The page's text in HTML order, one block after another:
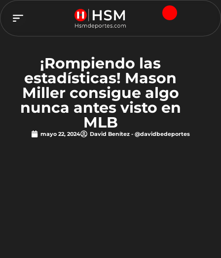
¡Rompiendo las
estadísticas! Mason
Miller consigue algo
nunca antes visto en
MLB
mayo 22, 2024 David Benítez - @davidbedeportes